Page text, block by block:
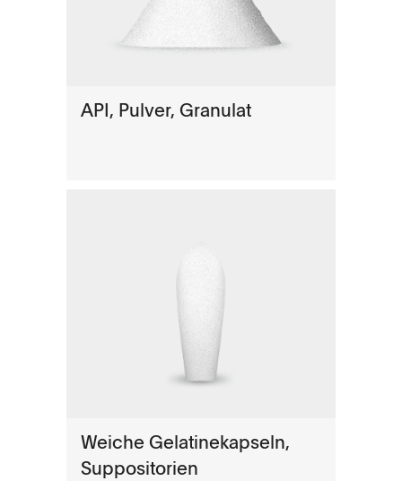
API, Pulver, Granulat
Weiche Gelatinekapseln,
Suppositorien